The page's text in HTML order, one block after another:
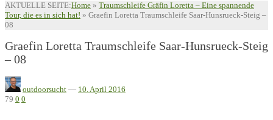
AKTUELLE SEITE:Home » Traumschleife Gräfin Loretta – Eine spannende
Tour, die es in sich hat! » Graefin Loretta Traumschleife Saar-Hunsrueck-Steig –
08
Graefin Loretta Traumschleife Saar-Hunsrueck-Steig
– 08
outdoorsucht — 10. April 2016
79 0 0